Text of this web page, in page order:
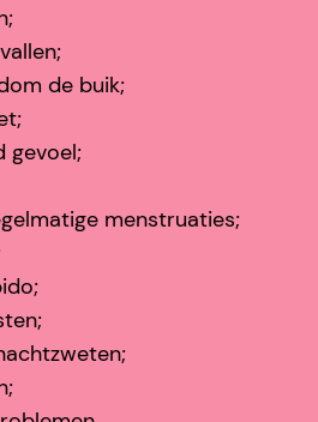
de buik;
gevoel;
menstruaties;